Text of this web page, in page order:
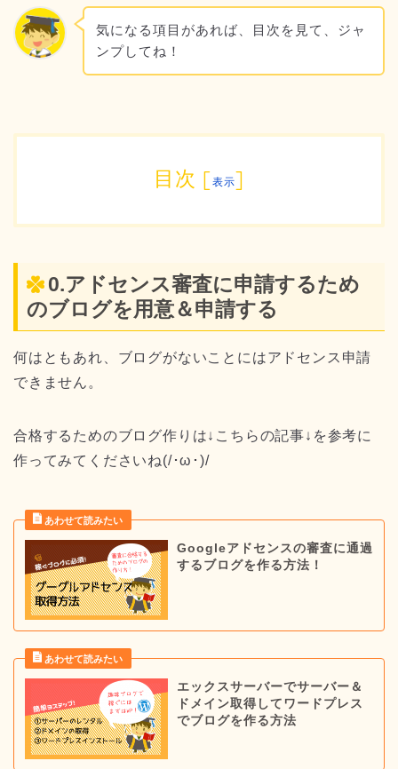
気になる項目があれば、目次を見て、ジャ
ンプしてね！
目次 [表示]
0.アドセンス審査に申請するため
のブログを用意＆申請する
何はともあれ、ブログがないことにはアドセンス申請
できません。
合格するためのブログ作りは↓こちらの記事↓を参考に
作ってみてくださいね(/･ω･)/
Googleアドセンスの審査に通過
するブログを作る方法！
エックスサーバーでサーバー＆
ドメイン取得してワードプレス
でブログを作る方法